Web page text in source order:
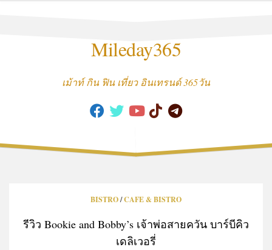
Mileday365
เม้าท์ กิน ฟิน เที่ยว อินเทรนด์ 365วัน
BISTRO/CAFE & BISTRO
รีวิว Bookie and Bobby’s เจ้าพ่อสายควัน บาร์บีคิว
เดลิเวอรี่